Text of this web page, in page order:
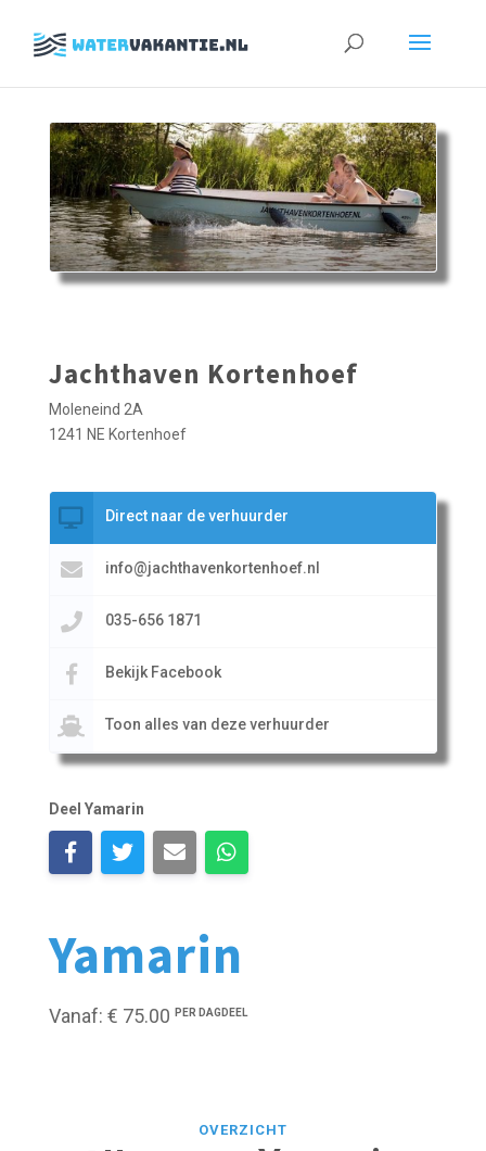
Zoeken
Yamarin
Vanaf: € 75.00 PER DAGDEEL
Jachthaven Kortenhoef
Moleneind 2A
1241 NE Kortenhoef
Direct naar de verhuurder
info@jachthavenkortenhoef.nl
035-656 1871
Bekijk Facebook
Toon alles van deze verhuurder
Deel Yamarin
OVERZICHT